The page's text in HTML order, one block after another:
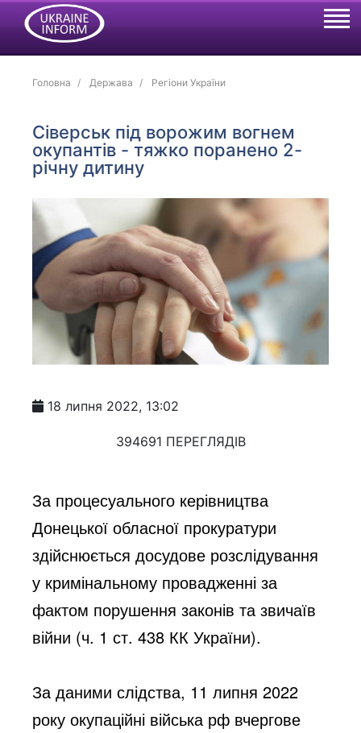
Головна Держава Регіони України
Сіверськ під ворожим вогнем
окупантів - тяжко поранено 2-
річну дитину
18 липня 2022, 13:02
394691 ПЕРЕГЛЯДІВ
За процесуального керівництва
Донецької обласної прокуратури
здійснюється досудове розслідування
у кримінальному провадженні за
фактом порушення законів та звичаїв
війни (ч. 1 ст. 438 КК України).
За даними слідства, 11 липня 2022
року окупаційні війська рф вчергове